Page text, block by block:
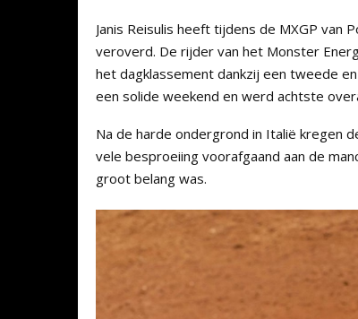
Janis Reisulis heeft tijdens de MXGP van
veroverd. De rijder van het Monster
het dagklassement dankzij een tweede
een solide weekend en werd achtste
Na de harde ondergrond in Italië kregen
vele besproeiing voorafgaand aan de
groot belang was.